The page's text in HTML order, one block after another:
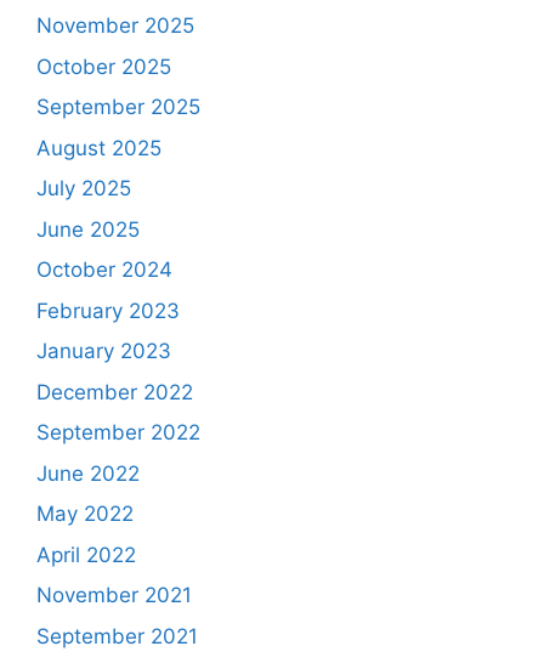
November 2025
October 2025
September 2025
August 2025
July 2025
June 2025
October 2024
February 2023
January 2023
December 2022
September 2022
June 2022
May 2022
April 2022
November 2021
September 2021